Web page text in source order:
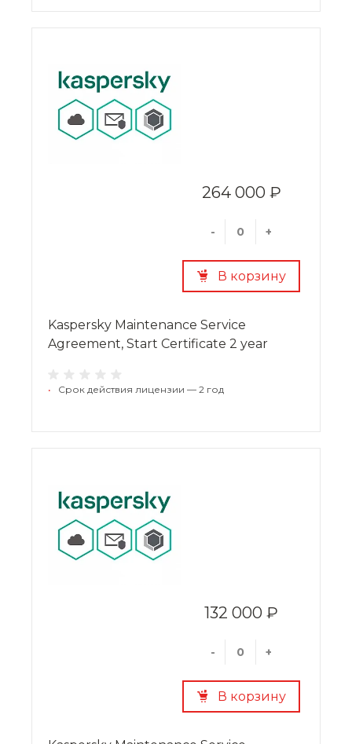
264 000 ₽
- +
В корзину
Kaspersky Maintenance Service
Agreement, Start Certificate 2 year
• Срок действия лицензии — 2 год
132 000 ₽
- +
В корзину